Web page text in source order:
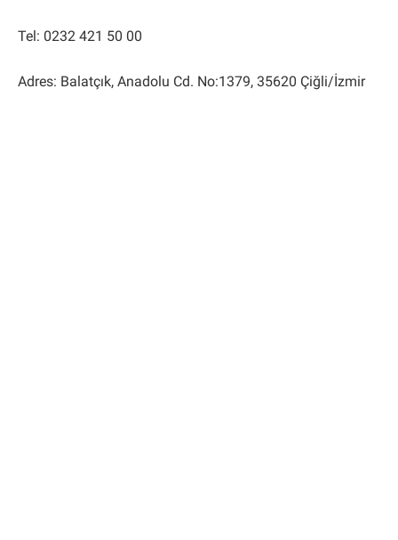
Tel: 0232 421 50 00
Adres: Balatçık, Anadolu Cd. No:1379, 35620 Çiğli/İzmir